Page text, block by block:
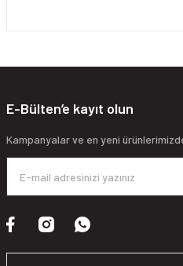
E-Bülten’e kayıt olun
Kampanyalar ve en yeni